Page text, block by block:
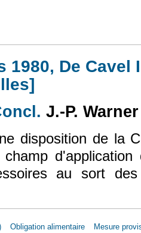
1980, De Cavel
lien est externe)
(le lien est
J.-P.
disposition de la
au sort
Obligation alimentaire
Mesure